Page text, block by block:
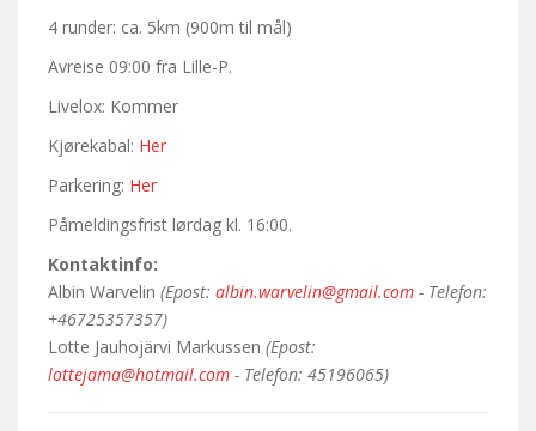
4 runder: ca. 5km (900m til mål)
Avreise 09:00 fra Lille-P.
Livelox: Kommer
Kjørekabal: Her
Parkering: Her
Påmeldingsfrist lørdag kl. 16:00.
Kontaktinfo:
Albin Warvelin (Epost: albin.warvelin@gmail.com - Telefon:
+46725357357)
Lotte Jauhojärvi Markussen (Epost:
lottejama@hotmail.com - Telefon: 45196065)